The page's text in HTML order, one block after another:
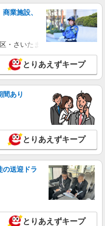
NEW
老人ホームSTAFF＊履歴書
円 ＜日払い有/週払い有/交
ン代含む)＞
詳細を見る
NEW
！／負担少なめデイサービ
など
円 ＜日払い有/週払い有/交
小仲台周辺 ＜稲毛駅チカ＞
詳細を見る
業施設、
・さいたま市岩槻区・久喜市・
とりあえずキープ
あり
とりあえずキープ
の送迎ドラ
とりあえずキープ